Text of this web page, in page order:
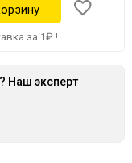
за 1₽ !
Наш эксперт